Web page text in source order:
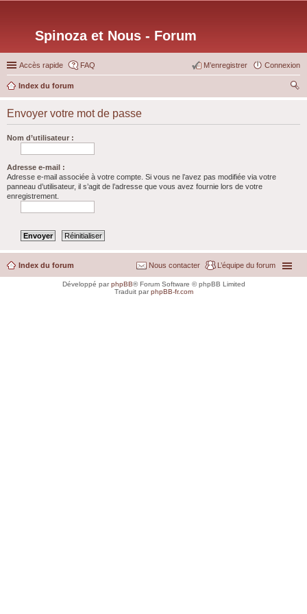
Spinoza et Nous - Forum
Accès rapide FAQ Connexion
M’enregistrer
Index du forum
Envoyer votre mot de passe
Nom d’utilisateur :
Adresse e-mail :
Adresse e-mail associée à votre compte. Si vous ne l’avez pas modifiée via votre
panneau d’utilisateur, il s’agit de l’adresse que vous avez fournie lors de votre
enregistrement.
Index du forum L’équipe du forum
Nous contacter
Développé parphpBB® Forum Software © phpBB Limited
Traduit parphpBB-fr.com